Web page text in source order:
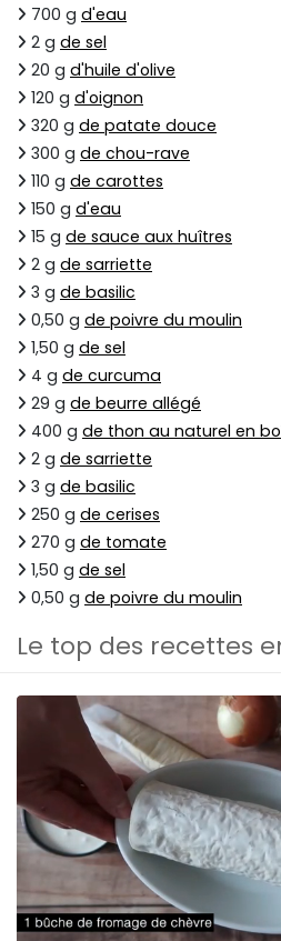
700 g d'eau
2 g de sel
20 g d'huile d'olive
120 g d'oignon
320 g de patate douce
300 g de chou-rave
110 g de carottes
150 g d'eau
15 g de sauce aux huîtres
2 g de sarriette
3 g de basilic
0,50 g de poivre du moulin
1,50 g de sel
4 g de curcuma
29 g de beurre allégé
400 g de thon au naturel en
2 g de sarriette
3 g de basilic
250 g de cerises
270 g de tomate
1,50 g de sel
0,50 g de poivre du moulin
Le top des recettes